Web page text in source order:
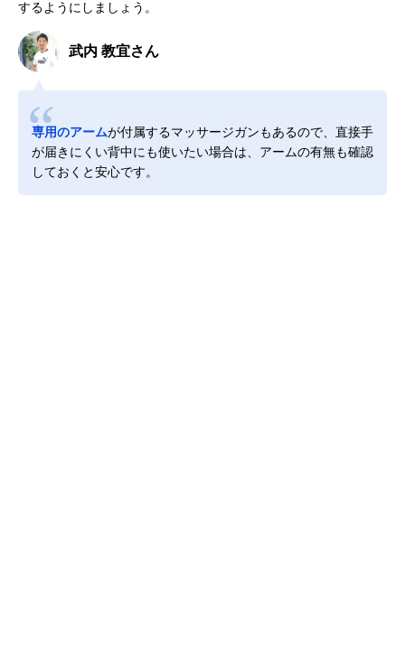
するようにしましょう。
武内 教宜さん
専用のアームが付属するマッサージガンもあるので、直接手
が届きにくい背中にも使いたい場合は、アームの有無も確認
しておくと安心です。